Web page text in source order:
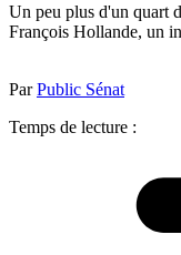
Un peu plus d'un quart
François Hollande, un
ParPublic Sénat
Temps de lecture :